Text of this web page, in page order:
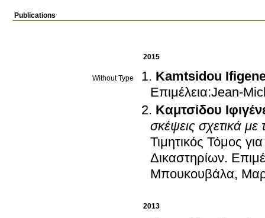
Publications
2015
Without Type
Kamtsidou
Επιμέλεια:Jean-
Καμτσίδου
σκέψεις σχετικά
Τιμητικός Τόμος
Δικαστηρίων.
Μπουκουβάλα,
2013